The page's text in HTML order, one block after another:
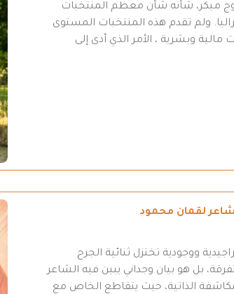
المنتخب العراقي في نهائيات كأس العالم 2026 بخروج مبكر، شأنه شأن معظم المنتخبات
ولم تقدم هذه المنتخبات المستوى
وبشرية ، الأمر الذي أدى إلى
لقمان محمود
ووجودية تختزل ثنائية الجرح
بل هو بيان وجداني يبين فيه الشاعر
الذاتية، حيث يتقاطع الخاص مع